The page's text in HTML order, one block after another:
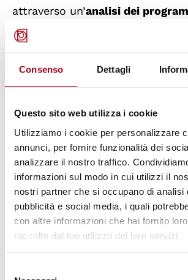
Consenso Dettagli
Questo sito web utilizza i cookie
Utilizziamo i cookie per personalizzare
annunci, per fornire funzionalità dei
analizzare il nostro traffico.
informazioni sul modo in cui utilizzi il
nostri partner che si occupano di analisi
pubblicità e social media, i quali
con altre informazioni che hai fornito
raccolto dal tuo utilizzo dei loro servizi.
attraverso un’analisi dei
accademici esistenti
e una
daapprocci didattici innovativi,
da interdisciplinarietà e
rafforzare la rete europea per lo
programmi di studio e
di esperienze professionali
umani e democratizzazione.
I posti disponibili sono15 . E’
copertura completa dei costi di
e trasporto verso Padova. Per